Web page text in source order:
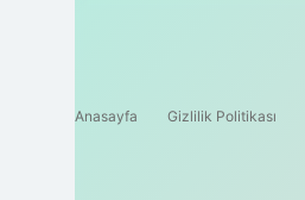
Anasayfa Gizlilik Politikası